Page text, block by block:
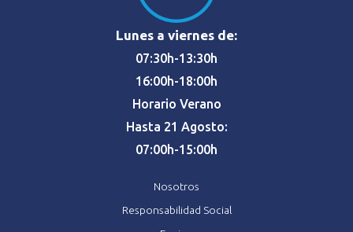
Nosotros
Responsabilidad Social
Lunes a viernes de:
07:30h-13:30h
16:00h-18:00h
Horario Verano
Hasta 21 Agosto:
07:00h-15:00h